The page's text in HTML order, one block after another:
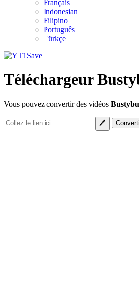
Français
Indonesian
Filipino
Português
Türkçe
Téléchargeur
Vous pouvez convertir des vidéos